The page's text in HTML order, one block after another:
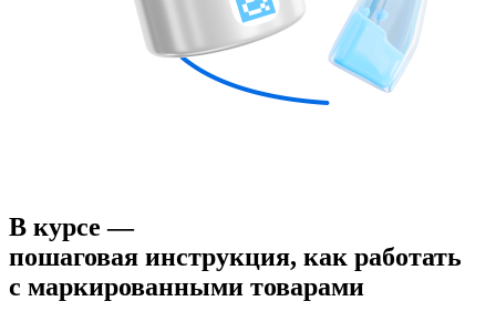
В курсе —
пошаговая инструкция, как работать
с маркированными товарами